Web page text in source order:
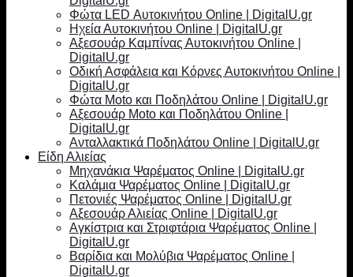
Φώτα LED Αυτοκινήτου Online | DigitalU.gr
Ηχεία Αυτοκινήτου Online | DigitalU.gr
Αξεσουάρ Καμπίνας Αυτοκινήτου Online |
DigitalU.gr
Οδική Ασφάλεια και Κόρνες Αυτοκινήτου Online |
DigitalU.gr
Φώτα Moto και Ποδηλάτου Online | DigitalU.gr
Αξεσουάρ Moto και Ποδηλάτου Online |
DigitalU.gr
Ανταλλακτικά Ποδηλάτου Online | DigitalU.gr
Είδη Αλιείας
Μηχανάκια Ψαρέματος Online | DigitalU.gr
Καλάμια Ψαρέματος Online | DigitalU.gr
Πετονιές Ψαρέματος Online | DigitalU.gr
Αξεσουάρ Αλιείας Online | DigitalU.gr
Αγκίστρια και Στριφτάρια Ψαρέματος Online |
DigitalU.gr
Βαρίδια και Μολύβια Ψαρέματος Online |
DigitalU.gr